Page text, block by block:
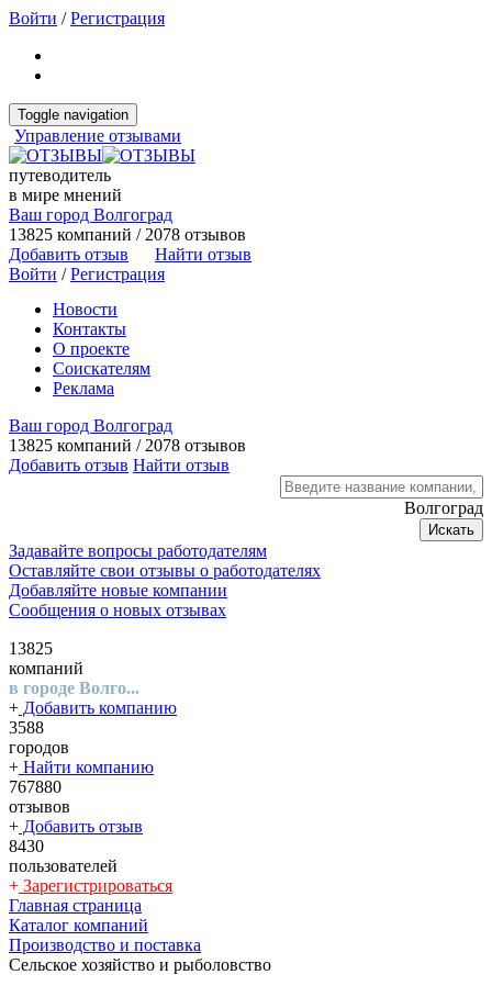
Войти /Регистрация
Toggle navigation
Управление отзывами
путеводитель
в мире мнений
Ваш город Волгоград
13825 компаний / 2078 отзывов
Добавить отзыв
Найти отзыв
Войти /Регистрация
Новости
Контакты
О проекте
Соискателям
Реклама
Ваш город Волгоград
13825 компаний / 2078 отзывов
Добавить отзыв Найти отзыв
Волгоград
Искать
Задавайте вопросы работодателям
Оставляйте свои отзывы о работодателях
Добавляйте новые компании
Сообщения о новых отзывах
13825
компаний
в городе Волго...
+ Добавить компанию
3588
городов
+ Найти компанию
767880
отзывов
+ Добавить отзыв
8430
пользователей
+ Зарегистрироваться
Главная страница
Каталог компаний
Производство и поставка
Сельское хозяйство и рыболовство